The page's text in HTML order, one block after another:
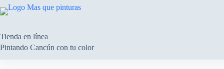
Saltar
al
Tienda en línea
Pintando Cancún con tu color